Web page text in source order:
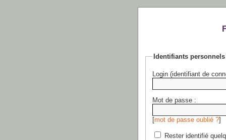
Identifiants personnels
Login (identifiant de
Mot de passe :
[mot de passe oublié ?]
Rester identifié